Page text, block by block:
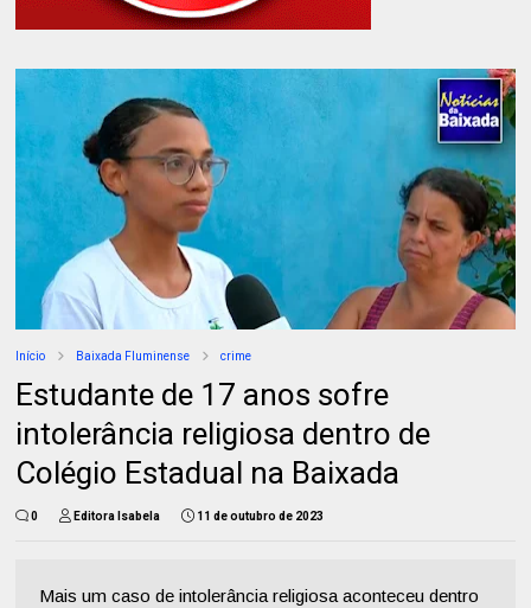
Início Baixada Fluminense crime
Estudante de 17 anos sofre
intolerância religiosa dentro de
Colégio Estadual na Baixada
0 Editora Isabela 11 de outubro de 2023
Mais um caso de intolerância religiosa aconteceu dentro